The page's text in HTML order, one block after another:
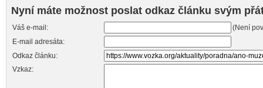
Nyní máte možnost poslat odkaz článku svým
Váš e-mail:
(Není
E-mail adresáta:
Odkaz článku:
Vzkaz: